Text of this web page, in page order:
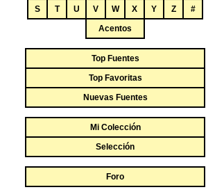
S
T U V W X Y Z
#
Acentos
Top Fuentes
Top Favoritas
Nuevas Fuentes
Mi Colección
Selección
Foro